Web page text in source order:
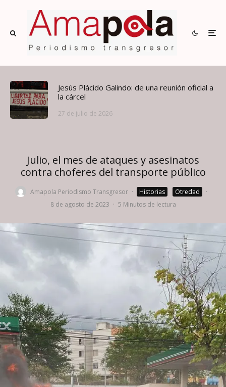
Jesús Plácido Galindo: de una reunión oficial a
la cárcel
27 de julio de 2026
Julio, el mes de ataques y asesinatos
contra choferes del transporte público
Amapola Periodismo Transgresor · Historias Otredad
·
8 de agosto de 2023 · 5 Minutos de lectura